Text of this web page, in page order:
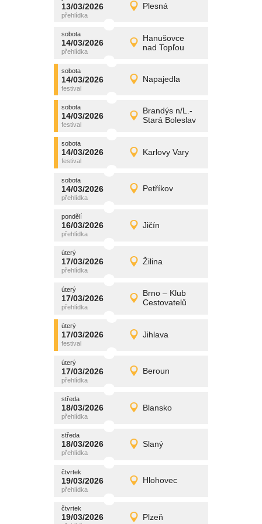
13/03/2026 Plesná
pátek
13/03/2026 Detail
sobota
14/03/2026
Hanušovce
nad Topľou
sobota
14/03/2026 Detail
promítání
sobota
14/03/2026 Napajedla
sobota
14/03/2026 Detail
promítání
sobota
14/03/2026
Brandýs n/L.-
Stará Boleslav
sobota
14/03/2026 Detail
promítání
sobota
14/03/2026 Karlovy Vary
sobota
14/03/2026 Detail
promítání
sobota
14/03/2026 Petříkov
sobota
14/03/2026 Detail
promítání
pondělí
16/03/2026 Jičín
pondělí
16/03/2026 Detail
promítání
úterý
17/03/2026 Žilina
úterý
17/03/2026 Detail
promítání
úterý
17/03/2026
Brno – Klub
Cestovatelů
úterý
17/03/2026 Detail
promítání
úterý
17/03/2026 Jihlava
úterý
17/03/2026 Detail
promítání
úterý
17/03/2026 Beroun
úterý
17/03/2026 Detail
promítání
středa
18/03/2026 Blansko
středa
18/03/2026 Detail
promítání
středa
18/03/2026 Slaný
středa
18/03/2026 Detail
promítání
čtvrtek
19/03/2026 Hlohovec
čtvrtek
19/03/2026 Detail
promítání
čtvrtek
19/03/2026 Plzeň
19/03/2026 promítání